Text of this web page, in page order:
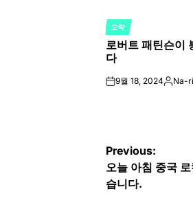
POSTED
IN
오락
로버트 패틴슨이
다
on9월 18, 2024Posted
Na-
글
탐
Previous:
오늘 아침 중국
습니다.